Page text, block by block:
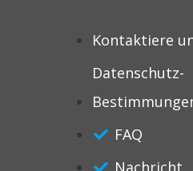
Kontaktiere
Datenschutz-
FAQ